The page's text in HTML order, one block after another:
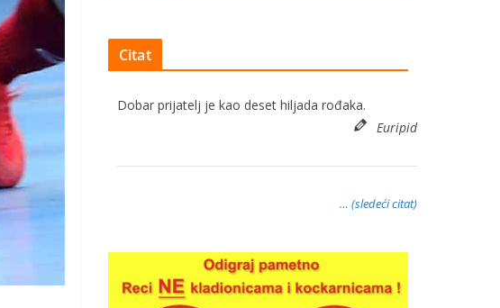
Citat
Dobar prijatelj je kao deset hiljada rođaka.
Euripid
… (sledeći citat)